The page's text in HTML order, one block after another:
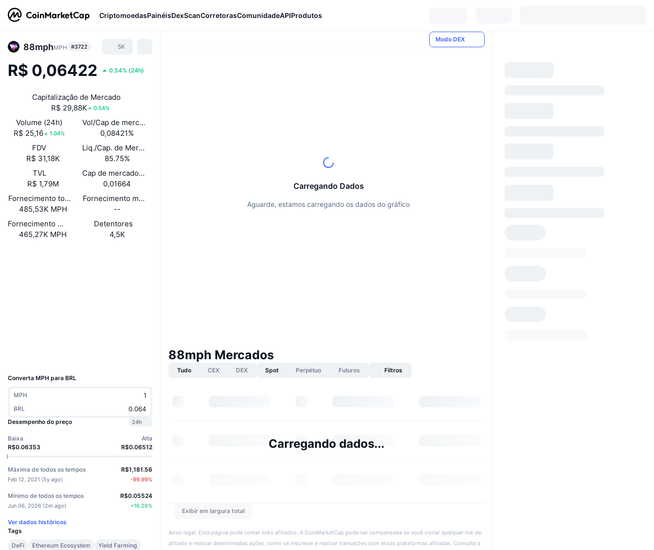
CriptomoedasPainéisDexScanCorretorasComunidadeAPIProdutos
88mphMPH #3722 5K
R$ 0,06422 0.54% (24h)
Capitalização de Mercado
R$ 29,88K
0.54%
Volume (24h)
R$ 25,16
1.04%
Vol/Cap de mercado (24h)
0,08421%
FDV
R$ 31,18K
Liq./Cap. de Mercado
85.75%
TVL
R$ 1,79M
Cap de mercado/TVB
0,01664
Fornecimento total
485,53K MPH
Fornecimento máximo
--
Fornecimento em circulação
465,27K MPH
Detentores
4,5K
Converta MPH para BRL
MPH
BRL
Desempenho do preço
24h
Baixa
R$0.06353
Alta
R$0.06512
Máxima de todos os tempos
Feb 12, 2021 (5y ago)
R$1,181.56
-99.99%
Mínimo de todos os tempos
Jun 06, 2026 (2m ago)
R$0.05524
+16.26%
Ver dados históricos
Tags
DeFi
Ethereum Ecosystem
Yield Farming
Modo DEX
Carregando Dados
Aguarde, estamos carregando os dados do gráfico
88mph Mercados
Tudo CEX DEX Spot Perpétuo Futuros Filtros
Carregando dados...
Exibir em largura total
Aviso legal: Esta página pode conter links afiliados. A CoinMarketCap pode ser compensada se você visitar qualquer link de
afiliado e realizar determinadas ações, como se inscrever e realizar transações com essas plataformas afiliadas. Consulte a